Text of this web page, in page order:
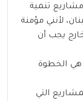
تنمية
لأنني مؤمنة
يجب أن
دون أن ننسى أن LaTerraTales هي الخطوة
التي